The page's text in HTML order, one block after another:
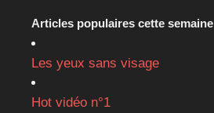
Articles populaires cette semaine
Les yeux sans visage
Hot vidéo n°1